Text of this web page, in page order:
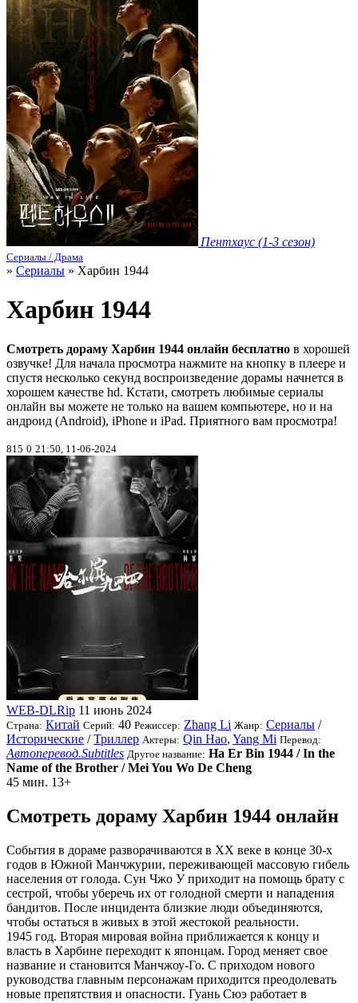
Пентхаус (1-3 сезон)
Сериалы / Драма
» Сериалы » Харбин 1944
Харбин 1944
Смотреть дораму Харбин 1944 онлайн бесплатно в хорошей
озвучке! Для начала просмотра нажмите на кнопку в плеере и
спустя несколько секунд воспроизведение дорамы начнется в
хорошем качестве hd. Кстати, смотреть любимые сериалы
онлайн вы можете не только на вашем компьютере, но и на
андроид (Android), iPhone и iPad. Приятного вам просмотра!
815 0 21:50, 11-06-2024
WEB-DLRip 11 июнь 2024
Страна: Китай Серий: 40 Режиссер: Zhang Li Жанр: Сериалы /
Исторические /Триллер Актеры: Qin Hao, Yang Mi Перевод:
Автоперевод.Subtitles Другое название: Ha Er Bin 1944 / In the
Name of the Brother / Mei You Wo De Cheng
45 мин. 13+
Смотреть дораму Харбин 1944 онлайн
События в дораме разворачиваются в XX веке в конце 30-х
годов в Южной Манчжурии, переживающей массовую гибель
населения от голода. Сун Чжо У приходит на помощь брату с
сестрой, чтобы уберечь их от голодной смерти и нападения
бандитов. После инцидента близкие люди объединяются,
чтобы остаться в живых в этой жестокой реальности.
1945 год. Вторая мировая война приближается к концу и
власть в Харбине переходит к японцам. Город меняет свое
название и становится Манчжоу-Го. С приходом нового
руководства главным персонажам приходится преодолевать
новые препятствия и опасности. Гуань Сюэ работает в